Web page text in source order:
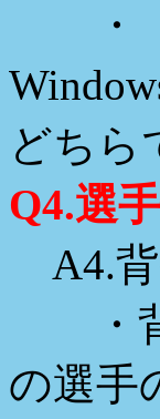
・
どちら
Q4.選
A4.背
・背
の選手